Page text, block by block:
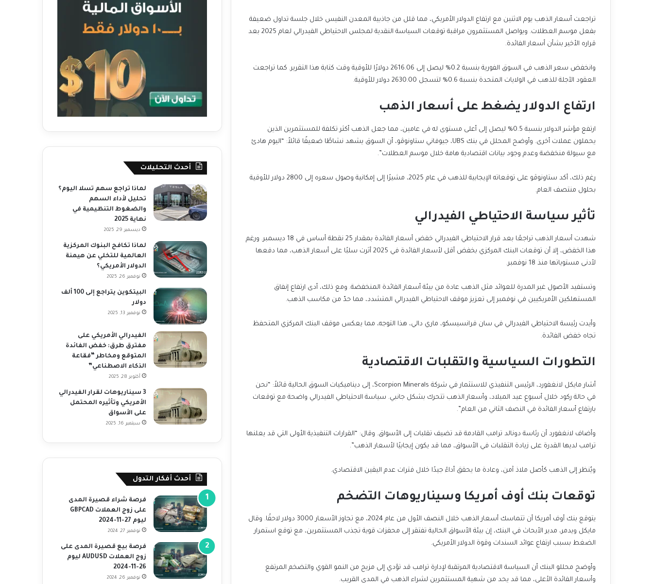
تراجعت أسعار الذهب يوم الاثنين مع ارتفاع الدولار الأمريكي، مما قلل من جاذبية المعدن النفيس خلال جلسة تداول ضعيفة
بفعل موسم العطلات. ويواصل المستثمرون مراقبة توقعات السياسة النقدية لمجلس الاحتياطي الفيدرالي لعام 2025 بعد
قراره الأخير بشأن أسعار الفائدة.
وانخفض سعر الذهب في السوق الفورية بنسبة 0.2% ليصل إلى 2616.06 دولارًا للأوقية وقت كتابة هذا التقرير. كما تراجعت
العقود الآجلة للذهب في الولايات المتحدة بنسبة 0.6% لتسجل 2630.00 دولار للأوقية.
ارتفاع الدولار يضغط على أسعار الذهب
ارتفع مؤشر الدولار بنسبة 0.5% ليصل إلى أعلى مستوى له في عامين، مما جعل الذهب أكثر تكلفة للمستثمرين الذين
يحملون عملات أخرى. وأوضح المحلل في بنك UBS، جيوفاني ستاونوڤو، أن السوق يشهد نشاطًا ضعيفًا قائلاً: “اليوم هادئ
مع سيولة منخفضة وعدم وجود بيانات اقتصادية هامة خلال موسم العطلات”.
رغم ذلك، أكد ستاونوڤو على توقعاته الإيجابية للذهب في عام 2025، مشيرًا إلى إمكانية وصول سعره إلى 2800 دولار للأوقية
بحلول منتصف العام.
تأثير سياسة الاحتياطي الفيدرالي
شهدت أسعار الذهب تراجعًا بعد قرار الاحتياطي الفيدرالي خفض أسعار الفائدة بمقدار 25 نقطة أساس في 18 ديسمبر. ورغم
هذا الخفض، إلا أن توقعات البنك المركزي بخفض أقل لأسعار الفائدة في 2025 أثرت سلبًا على أسعار الذهب، مما دفعها
لأدنى مستوياتها منذ 18 نوفمبر.
وتستفيد الأصول غير المدرة للعوائد مثل الذهب عادة من بيئة أسعار الفائدة المنخفضة. ومع ذلك، أدى ارتفاع إنفاق
المستهلكين الأمريكيين في نوفمبر إلى تعزيز موقف الاحتياطي الفيدرالي المتشدد، مما حدّ من مكاسب الذهب.
وأيدت رئيسة الاحتياطي الفيدرالي في سان فرانسيسكو، ماري دالي، هذا التوجه، مما يعكس موقف البنك المركزي المتحفظ
تجاه خفض الفائدة.
التطورات السياسية والتقلبات الاقتصادية
أشار مايكل لانغفورد، الرئيس التنفيذي للاستثمار في شركة Scorpion Minerals، إلى ديناميكيات السوق الحالية قائلاً: “نحن
في حالة ركود خلال أسبوع عيد الميلاد، وأسعار الذهب تتحرك بشكل جانبي. سياسة الاحتياطي الفيدرالي واضحة مع توقعات
بارتفاع أسعار الفائدة في النصف الثاني من العام”.
وأضاف لانغفورد أن رئاسة دونالد ترامب القادمة قد تضيف تقلبات إلى الأسواق. وقال: “القرارات التنفيذية الأولى التي قد يعلنها
ترامب لديها القدرة على زيادة التقلبات في الأسواق، مما قد يكون إيجابيًا لأسعار الذهب”.
ويُنظر إلى الذهب كأصل ملاذ آمن، وعادة ما يحقق أداءً جيدًا خلال فترات عدم اليقين الاقتصادي.
توقعات بنك أوف أمريكا وسيناريوهات التضخم
يتوقع بنك أوف أمريكا أن تتماسك أسعار الذهب خلال النصف الأول من عام 2024، مع تجاوز الأسعار 3000 دولار لاحقًا. وقال
مايكل ويدمر، مدير الأبحاث في البنك، إن بيئة الأسواق الحالية تفتقر إلى محفزات قوية تجذب المستثمرين، مع توقع استمرار
الضغط بسبب ارتفاع عوائد السندات وقوة الدولار الأمريكي.
وأوضح محللو البنك أن السياسة الاقتصادية المرتقبة لإدارة ترامب قد تؤدي إلى مزيج من النمو القوي والتضخم المرتفع
وأسعار الفائدة الأعلى، مما قد يحد من شهية المستثمرين لشراء الذهب في المدى القريب.
أحدث التحليلات
لماذا تراجع سهم تسلا اليوم؟
تحليل لأداء السهم
والضغوط التنظيمية في
نهاية 2025
ديسمبر 29, 2025
لماذا تكافح البنوك المركزية
العالمية للتخلي عن هيمنة
الدولار الأمريكي؟
نوفمبر 26, 2025
البيتكوين يتراجع إلى 100 ألف
دولار
نوفمبر 13, 2025
الفيدرالي الأمريكي على
مفترق طرق: خفض الفائدة
المتوقع ومخاطر “فقاعة
الذكاء الاصطناعي”
أكتوبر 28, 2025
3 سيناريوهات لقرار الفيدرالي
الأمريكي وتأثيره المحتمل
على الأسواق
سبتمبر 16, 2025
أحدث أفكار التدول
فرصة شراء قصيرة المدى
على زوج العملات GBPCAD
ليوم 27-11-2024
نوفمبر 27, 2024
فرصة بيع قصيرة المدى على
زوج العملات AUDUSD ليوم
26-11-2024
نوفمبر 26, 2024